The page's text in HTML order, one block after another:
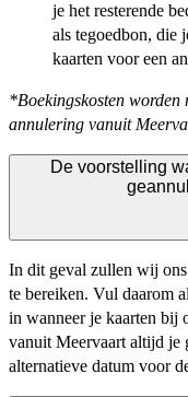
je het resterende
als tegoedbon, die
kaarten voor een
*Boekingskosten worden
annulering vanuit
De voorstelling
In dit geval zullen wij
te bereiken. Vul daarom
in wanneer je kaarten bij
vanuit Meervaart altijd je
alternatieve datum voor